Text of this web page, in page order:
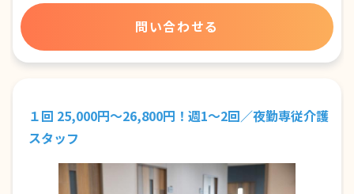
問い合わせる
１回 25,000円～26,800円！週1～2回／夜勤専従介護
スタッフ